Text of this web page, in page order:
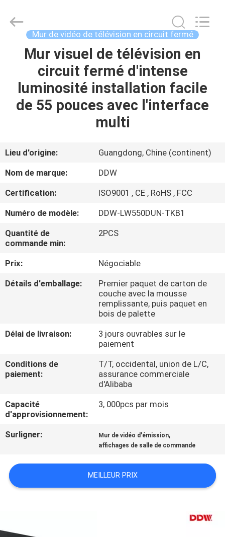
MAISON
PRODUITS
DE
NOUS
VISITE
D'USINE
CONTRÔLE
DE
QUALITÉ
NOUS
NOUVELLES
DEMANDEZ
UNE
CITATION
CASE
CENTER
DU
Mur de vidéo de télévision en circuit fermé
Mur visuel de télévision en
circuit fermé d'intense
luminosité installation facile
de 55 pouces avec l'interface
multi
Lieu d'origine:
Guangdong, Chine (continent)
Nom de marque:
DDW
Certification:
ISO9001 , CE , RoHS , FCC
Numéro de modèle:
DDW-LW550DUN-TKB1
Quantité de
commande min:
2PCS
Prix:
Négociable
Détails d'emballage:
Premier paquet de carton de
couche avec la mousse
remplissante, puis paquet en
bois de palette
Délai de livraison:
3 jours ouvrables sur le
paiement
Conditions de
paiement:
T/T, occidental, union de L/C,
assurance commerciale
d'Alibaba
Capacité
d'approvisionnement:
3, 000pcs par mois
Surligner: Mur de vidéo d'émission,
affichages de salle de commande
MEILLEUR PRIX